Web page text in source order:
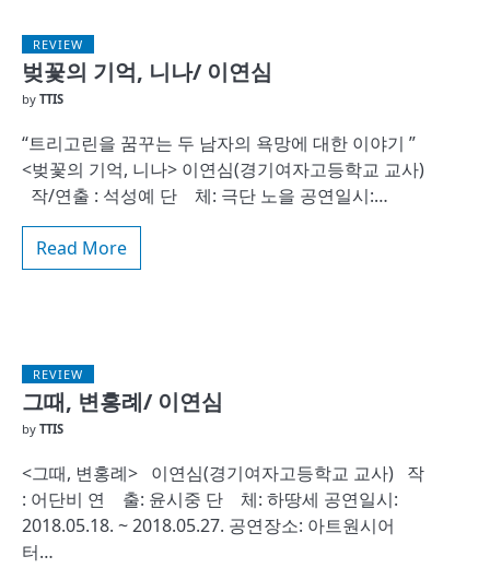
REVIEW
벚꽃의 기억, 니나/ 이연심
by TTIS
“트리고린을 꿈꾸는 두 남자의 욕망에 대한 이야기 ”
<벚꽃의 기억, 니나> 이연심(경기여자고등학교 교사)
작/연출 : 석성예 단 체: 극단 노을 공연일시:…
Read More
REVIEW
그때, 변홍례/ 이연심
by TTIS
<그때, 변홍례> 이연심(경기여자고등학교 교사) 작
: 어단비 연 출: 윤시중 단 체: 하땅세 공연일시:
2018.05.18. ~ 2018.05.27. 공연장소: 아트원시어
터…